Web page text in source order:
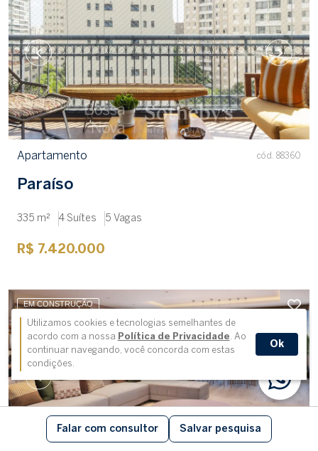
Utilizamos cookies e tecnologias semelhantes de
acordo com a nossa Política de Privacidade. Ao
continuar navegando, você concorda com estas
condições.
Ok
Apartamento cód. 88360
Paraíso
335 m² 4 Suítes 5 Vagas
R$ 7.420.000
EM CONSTRUÇÃO
Falar com consultor Salvar pesquisa